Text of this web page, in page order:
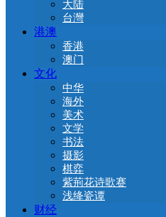
大陆
台灣
港澳
香港
澳门
文化
中华
海外
美术
文学
书法
摄影
棋弈
紫荊花诗歌赛
浅绛瓷谭
财经